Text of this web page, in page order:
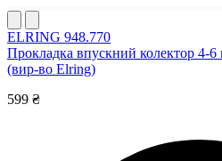
ELRING 948.770
Прокладка впускний колектор 4-
(вир-во Elring)
599 ₴